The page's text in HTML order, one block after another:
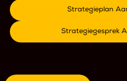
Strategieplan
Strategiegesprek